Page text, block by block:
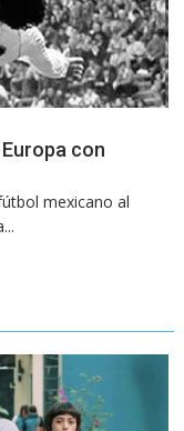
con
mexicano al